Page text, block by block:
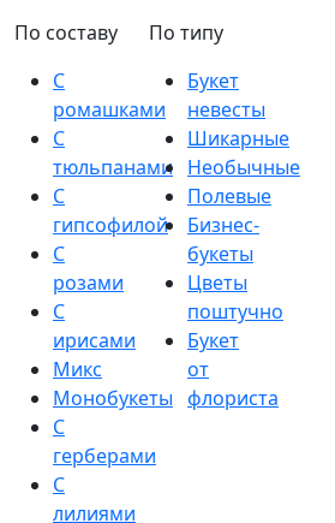
По составу
С
ромашками
С
тюльпанами
С
гипсофилой
С
розами
С
ирисами
Микс
Монобукеты
С
герберами
С
лилиями
По типу
Букет
невесты
Шикарные
Необычные
Полевые
Бизнес-
букеты
Цветы
поштучно
Букет
от
флориста